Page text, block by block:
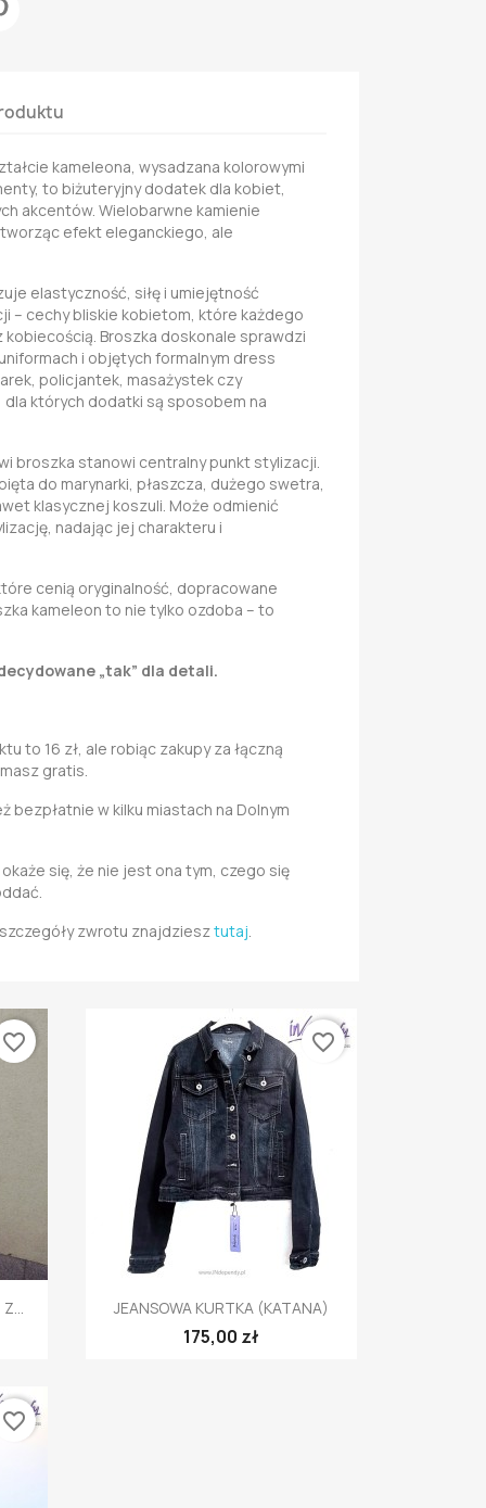
kameleona, wysadzana kolorowymi
to biżuteryjny dodatek dla kobiet,
akcentów. Wielobarwne kamienie
efekt eleganckiego, ale
elastyczność, siłę i umiejętność
– cechy bliskie kobietom, które każdego
kobiecością. Broszka doskonale sprawdzi
i objętych formalnym dress
policjantek, masażystek czy
których dodatki są sposobem na
broszka stanowi centralny punkt stylizacji.
do marynarki, płaszcza, dużego swetra,
klasycznej koszuli. Może odmienić
nadając jej charakteru i
cenią oryginalność, dopracowane
kameleon to nie tylko ozdoba – to
„tak” dla detali.
to 16 zł, ale robiąc zakupy za łączną
gratis.
bezpłatnie w kilku miastach na Dolnym
się, że nie jest ona tym, czego się
zwrotu znajdziesztutaj.
favorite_border
Szybki podgląd
JEANSOWA KURTKA (KATANA)
175,00 zł
favorite_border
favorite_border